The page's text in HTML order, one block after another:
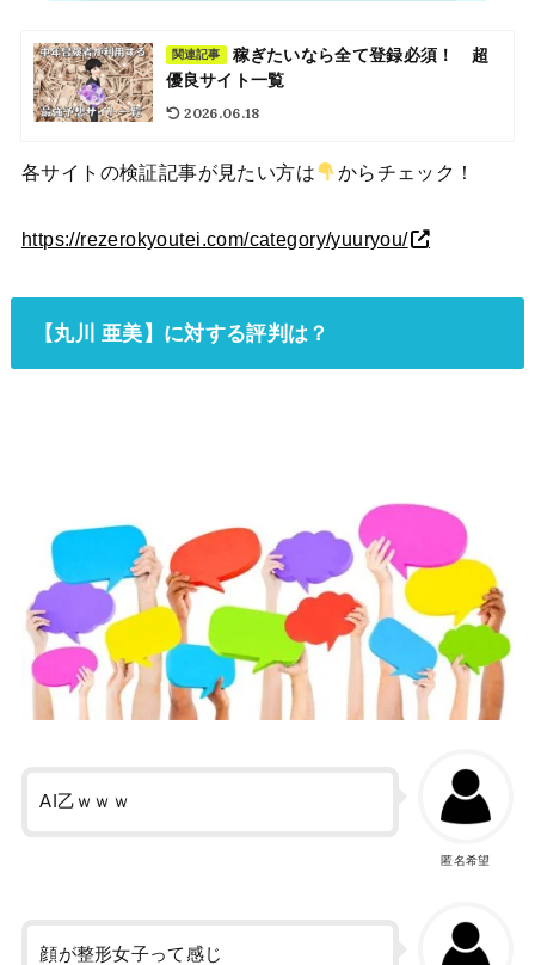
関連記事
稼ぎたいなら全て登録必須！ 超
優良サイト一覧
2026.06.18
各サイトの検証記事が見たい方は からチェック！
https://rezerokyoutei.com/category/yuuryou/
【丸川 亜美】に対する評判は？
匿名希望
AI乙ｗｗｗ
顔が整形女子って感じ